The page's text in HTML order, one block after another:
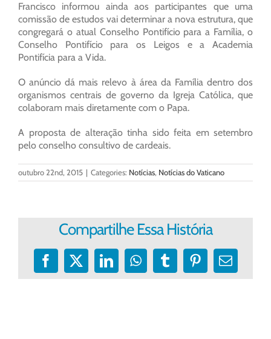
Francisco informou ainda aos participantes que uma
comissão de estudos vai determinar a nova estrutura, que
congregará o atual Conselho Pontifício para a Família, o
Conselho Pontifício para os Leigos e a Academia
Pontifícia para a Vida.
O anúncio dá mais relevo à área da Família dentro dos
organismos centrais de governo da Igreja Católica, que
colaboram mais diretamente com o Papa.
A proposta de alteração tinha sido feita em setembro
pelo conselho consultivo de cardeais.
outubro 22nd, 2015 | Categories: Notícias, Notícias do Vaticano
Compartilhe Essa História
Facebook
X LinkedInWhatsApp
TumblrPinterest
E-